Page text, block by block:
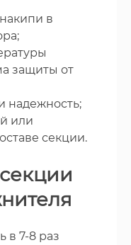
в
защиты от
надежность;
или
секции.
в 7-8 раз